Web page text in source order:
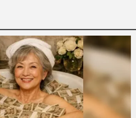
のため記憶がない」言い訳が大炎
クに達した不信感と二次…
への性加害で“出禁”食らった〈5
組出演者〉特定が進むも、ネット
係な個人名」も拡…
2026/8/6